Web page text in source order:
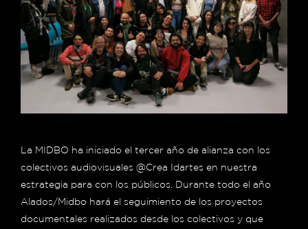
La MIDBO ha iniciado el tercer año de alianza con los
colectivos audiovisuales @Crea Idartes en nuestra
estrategia para con los públicos. Durante todo el año
Alados/Midbo hará el seguimiento de los proyectos
documentales realizados desde los colectivos y que